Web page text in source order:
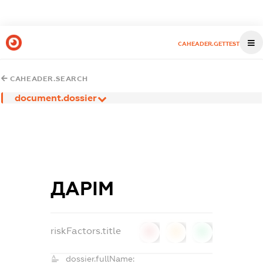
CAHEADER.GETTEST
CAHEADER.SEARCH
document.dossier
ДАРІМ
riskFactors.title
dossier.fullName: